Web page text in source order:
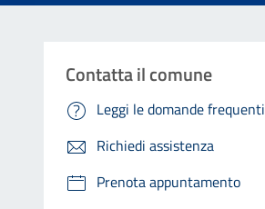
Contatta il comune
Leggi le domande frequenti
Richiedi assistenza
Prenota appuntamento